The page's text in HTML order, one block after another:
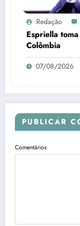
Redação
Espriella
Colômbia
07/08/2026
PUBLICAR
Comentários